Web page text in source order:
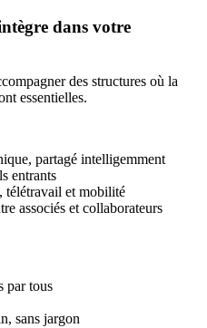
dans votre
des structures où la
essentielles.
partagé intelligemment
entrants
télétravail et mobilité
associés et collaborateurs
par tous
sans jargon